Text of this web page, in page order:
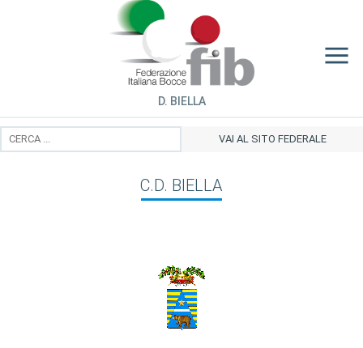
D. BIELLA
VAI AL SITO FEDERALE
C.D. BIELLA